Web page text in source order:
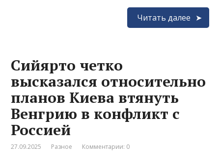
Читать далее
Сийярто четко
высказался относительно
планов Киева втянуть
Венгрию в конфликт с
Россией
27.09.2025 Разное Комментарии: 0